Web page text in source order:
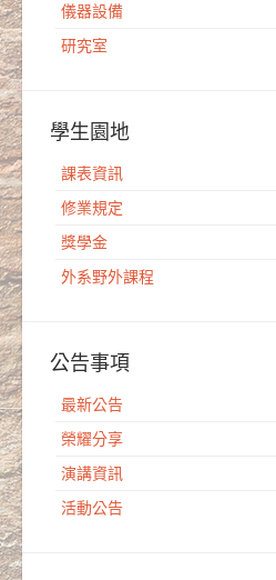
儀器設備
研究室
學生園地
課表資訊
修業規定
獎學金
外系野外課程
公告事項
最新公告
榮耀分享
演講資訊
活動公告